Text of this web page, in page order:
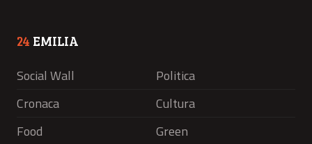
24 EMILIA
Social Wall
Politica
Cronaca
Cultura
Food
Green